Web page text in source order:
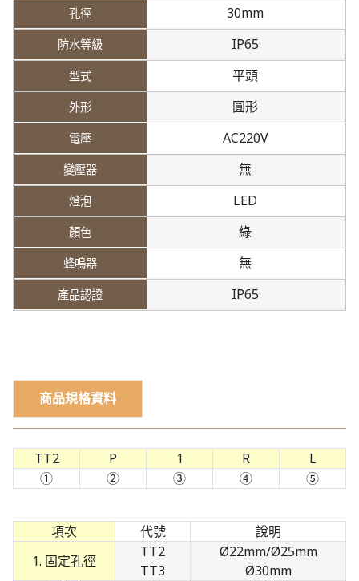
30mm
IP65
平頭
圓形
AC220V
無
LED
綠
無
IP65
商品規格資料
TT2 P 1 R
L
①
② ③ ④ ⑤
項次 代號
說明
1. 固定孔徑
TT2
TT3
Ø22mm/Ø25mm
Ø30mm